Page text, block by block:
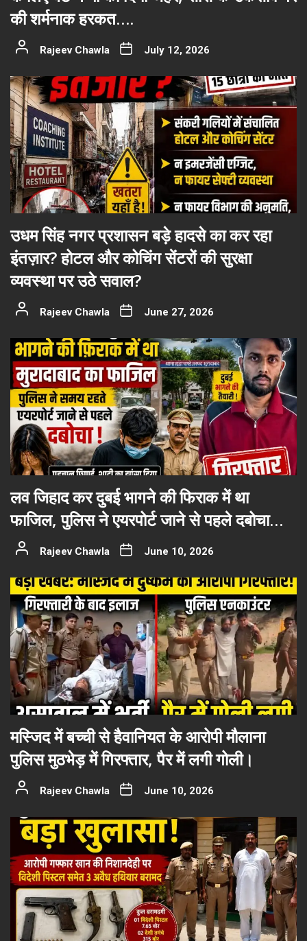
की शर्मनाक हरकत….
Rajeev Chawla July 12, 2026
उधम सिंह नगर प्रशासन बड़े हादसे का कर रहा
इंतज़ार? होटल और कोचिंग सेंटरों की सुरक्षा
व्यवस्था पर उठे सवाल?
Rajeev Chawla June 27, 2026
लव जिहाद कर दुबई भागने की फिराक में था
फाजिल, पुलिस ने एयरपोर्ट जाने से पहले दबोचा…
Rajeev Chawla June 10, 2026
मस्जिद में बच्ची से हैवानियत के आरोपी मौलाना
पुलिस मुठभेड़ में गिरफ्तार, पैर में लगी गोली।
Rajeev Chawla June 10, 2026